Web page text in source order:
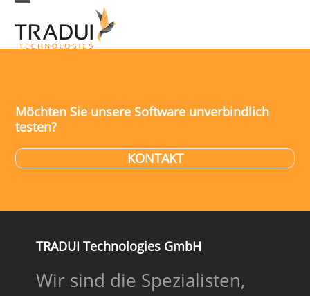
mobile
mobile
Möchten Sie unsere Software unverbindlich
testen?
KONTAKT
TRADUI Technologies GmbH
Wir sind die Spezialisten,